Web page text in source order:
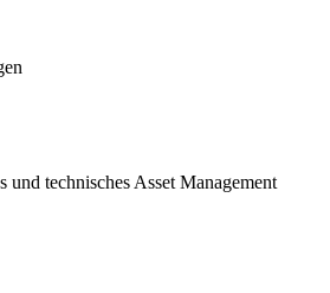
und technisches Asset Management